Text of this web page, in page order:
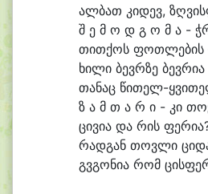
ალბათ კიდევ,
შ ე მ ო დ გ ო მ ა -
თითქოს ფოთლე
ხილი ბევრზე ბევრი
თანაც წითელ-ყვითე
ზ ა მ თ ა რ ი - კი
ცივია და რის ფერი
რადგან თოვლი ცი
გვგონია რომ ცისფე